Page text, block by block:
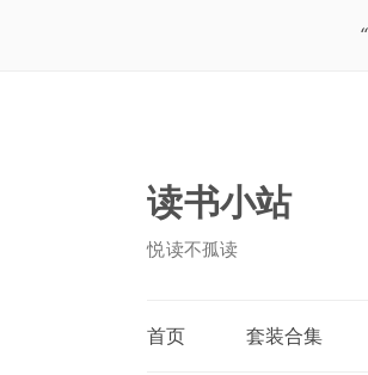
读书小站
悦读不孤读
首页 套装合集